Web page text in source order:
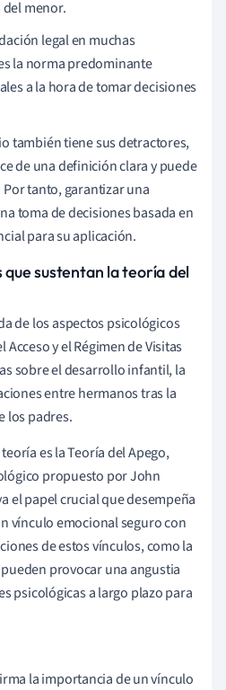
menor.
legal en muchas
la norma predominante
a la hora de tomar decisiones
también tiene sus detractores,
de una definición clara y puede
tanto, garantizar una
toma de decisiones basada en
para su aplicación.
sustentan la teoría del
de los aspectos psicológicos
y el Régimen de Visitas
sobre el desarrollo infantil, la
entre hermanos tras la
los padres.
es la Teoría del Apego,
propuesto por John
el papel crucial que desempeña
vínculo emocional seguro con
de estos vínculos, como la
provocar una angustia
psicológicas a largo plazo para
la importancia de un vínculo